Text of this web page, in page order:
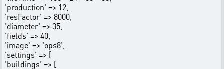
'production' => 12,
'resFactor' => 8000,
'diameter' => 35,
'fields' => 40,
'image' => 'ops8',
'settings' => [
'buildings' => [